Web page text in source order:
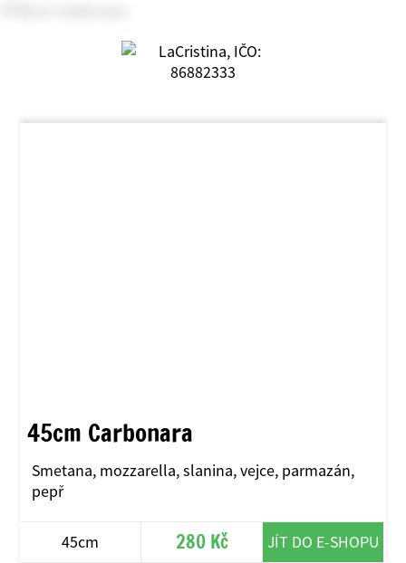
45cm Carbonara
Smetana, mozzarella, slanina, vejce, parmazán,
pepř
45cm 280 Kč JÍT DO E-SHOPU